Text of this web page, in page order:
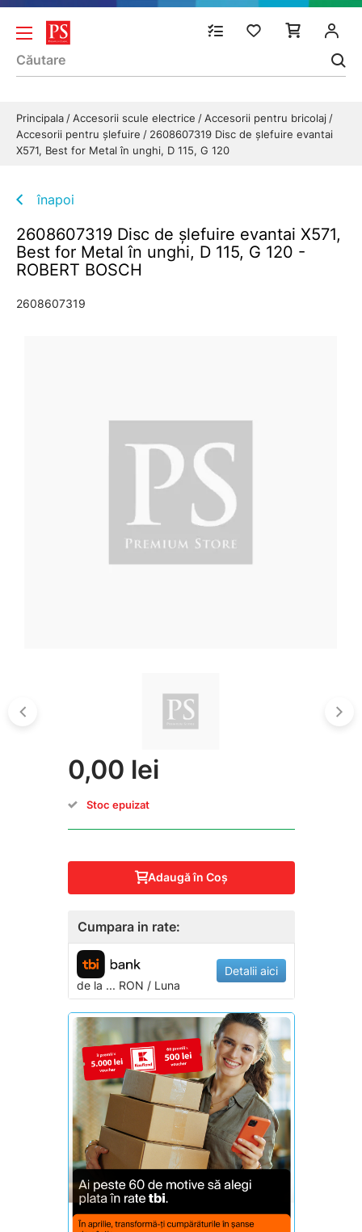
Principala Accesorii scule electrice
Accesorii pentru bricolaj
Accesorii pentru șlefuire
2608607319 Disc de şlefuire evantai
X571, Best for Metal în unghi, D 115, G 120
înapoi
2608607319 Disc de şlefuire evantai X571,
Best for Metal în unghi, D 115, G 120 -
ROBERT BOSCH
2608607319
0,00 lei
Stoc epuizat
Adaugă în Coş
Cumpara in rate:
de la ... RON / Luna
Detalii aici